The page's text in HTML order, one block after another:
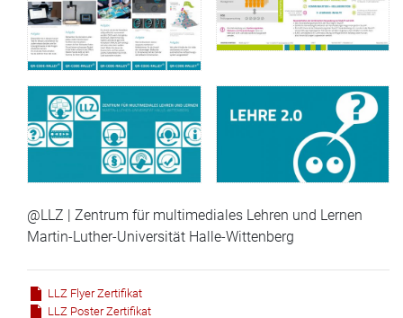
@LLZ | Zentrum für multimediales Lehren und Lernen
Martin-Luther-Universität Halle-Wittenberg
LLZ Flyer Zertifikat
LLZ Poster Zertifikat